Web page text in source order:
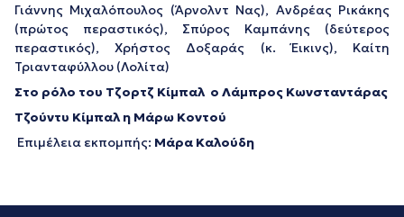
Γιάννης Μιχαλόπουλος (Άρνολντ Νας), Ανδρέας Ρικάκης
(πρώτος περαστικός), Σπύρος Καμπάνης (δεύτερος
περαστικός), Χρήστος Δοξαράς (κ. Έικινς), Καίτη
Τριανταφύλλου (Λολίτα)
Στο ρόλο του Τζoρτζ Κίμπαλ ο Λάμπρος Κωνσταντάρας
Τζούντυ Κίμπαλ η Μάρω Κοντού
Επιμέλεια εκπομπής: Μάρα Καλούδη